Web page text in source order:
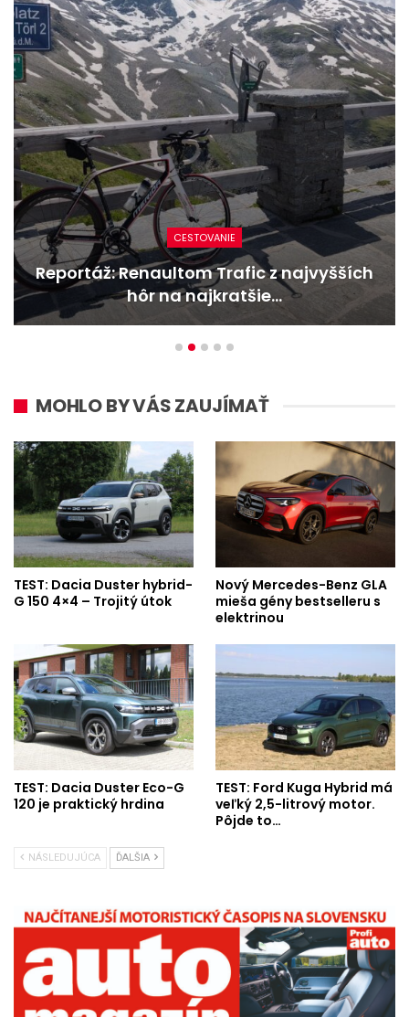
CESTOVANIE
Reportáž: Renaultom Trafic z najvyšších
hôr na najkratšie…
MOHLO BY VÁS ZAUJÍMAŤ
TEST: Dacia Duster hybrid-
G 150 4×4 – Trojitý útok
Nový Mercedes-Benz GLA
mieša gény bestselleru s
elektrinou
TEST: Dacia Duster Eco-G
120 je praktický hrdina
TEST: Ford Kuga Hybrid má
veľký 2,5-litrový motor.
Pôjde to…
NÁSLEDUJÚCA ĎALŠIA